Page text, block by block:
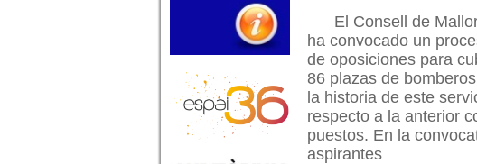
El Consell de
ha convocado un
de oposiciones para
86 plazas de
la historia de este
respecto a la anterior
puestos. En la
aspirantes